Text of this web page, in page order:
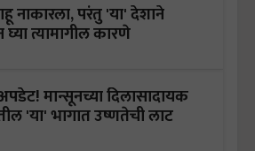
नाकारला, परंतु 'या' देशाने
त्यामागील कारणे
मान्सूनच्या दिलासादायक
'या' भागात उष्णतेची लाट